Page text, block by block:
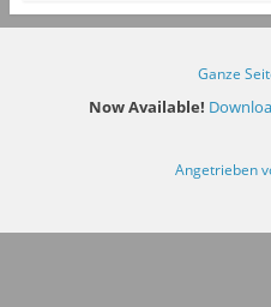
Ganze
Now Available!
Angetrieben